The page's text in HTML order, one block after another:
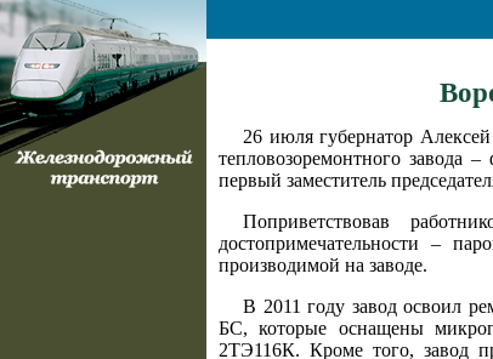
26 июля губернатор
тепловозоремонтного завода
первый заместитель
Поприветствовав
достопримечательности –
производимой на заводе.
В 2011 году завод освоил
БС, которые оснащены
2ТЭ116К. Кроме того, завод